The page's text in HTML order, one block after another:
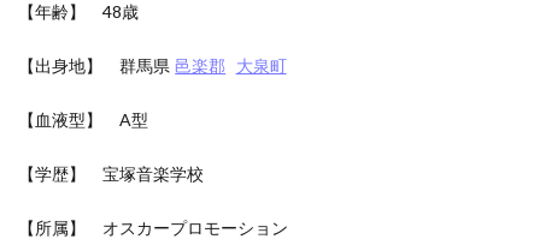
【年齢】 48歳
【出身地】 群馬県 邑楽郡 大泉町
【血液型】 A型
【学歴】 宝塚音楽学校
【所属】 オスカープロモーション